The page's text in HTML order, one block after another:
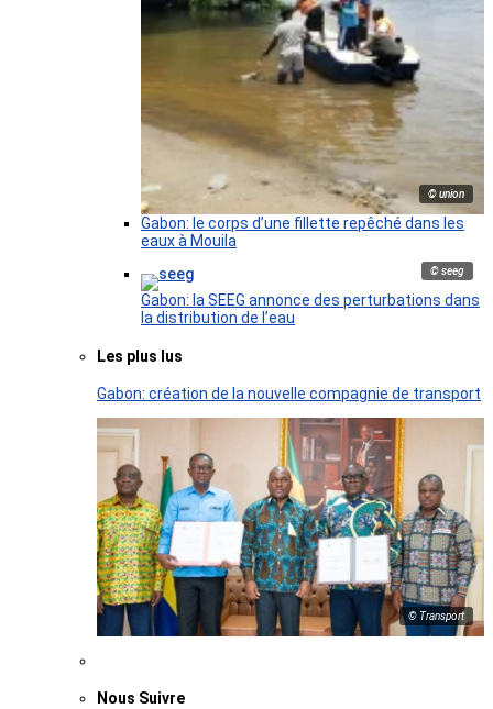
© union
Gabon: le corps d’une fillette repêché dans les
eaux à Mouila
© seeg
Gabon: la SEEG annonce des perturbations dans
la distribution de l’eau
Les plus lus
Gabon: création de la nouvelle compagnie de transport
© Transport
Nous Suivre